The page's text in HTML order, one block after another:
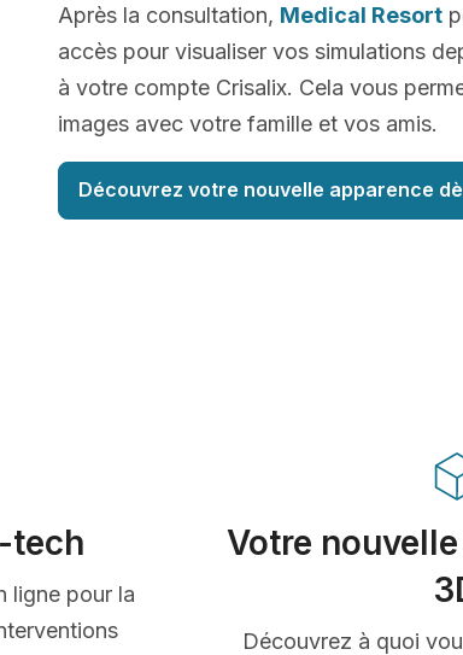
Après la consultation, Medical Resort
accès pour visualiser vos simulations
à votre compte Crisalix. Cela vous
images avec votre famille et vos amis.
Découvrez votre nouvelle apparence
tech
ligne pour la
Votre
Découvrez à quoi